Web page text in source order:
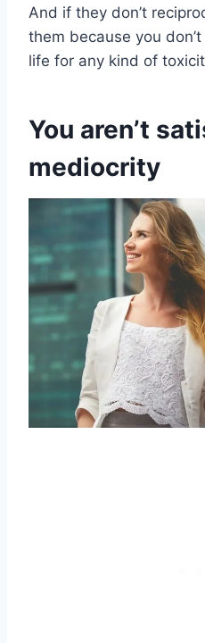
And if they don’t
them because you
life for any kind of
You aren’t
mediocrity